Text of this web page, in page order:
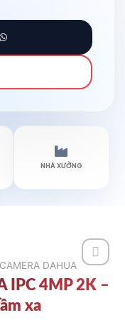
NHÀ XƯỞNG
CAMERA DAHUA
IPC 4MP 2K –
xa